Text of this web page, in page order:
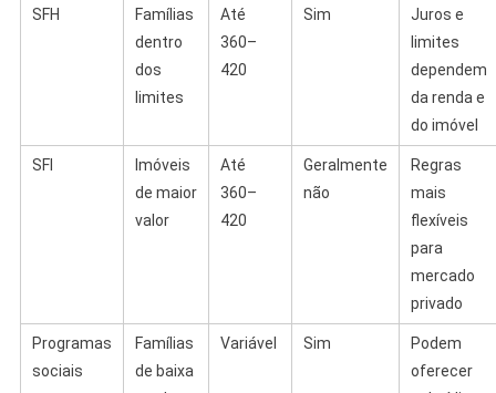
SFH
Famílias
dentro
dos
limites
Até
360–
420
Sim
Juros e
limites
dependem
da renda e
do imóvel
SFI
Imóveis
de maior
valor
Até
360–
420
Geralmente
não
Regras
mais
flexíveis
para
mercado
privado
Programas
sociais
Famílias
de baixa
Variável Sim
Podem
oferecer